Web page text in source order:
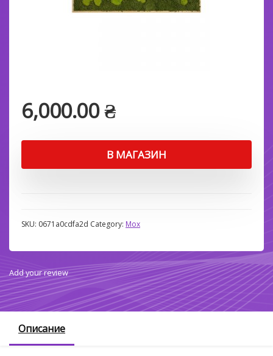
6,000.00₴
В МАГАЗИН
SKU: 0671a0cdfa2d Category: Мох
Add your review
Описание